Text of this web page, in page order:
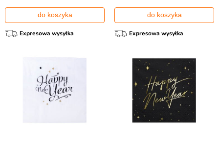
do koszyka
Expresowa wysyłka
do koszyka
Expresowa wysyłka